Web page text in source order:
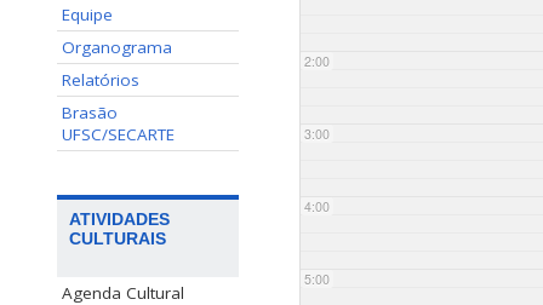
Equipe
Organograma
Relatórios
Brasão
UFSC/SECARTE
ATIVIDADES
CULTURAIS
Agenda Cultural
2:00
3:00
4:00
5:00